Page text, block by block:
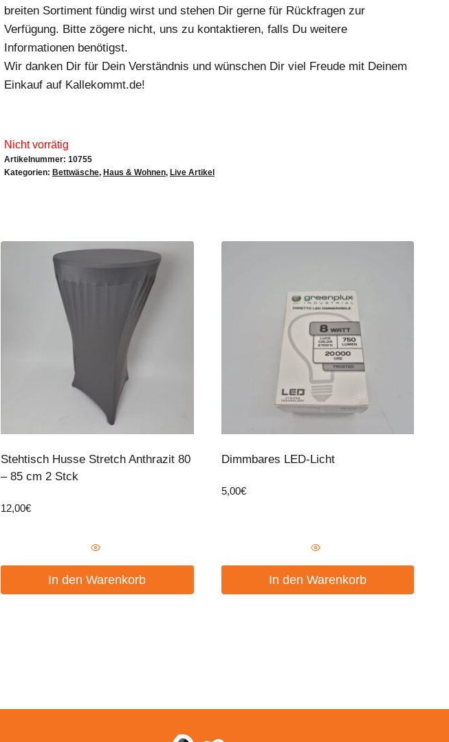
breiten Sortiment fündig wirst und stehen Dir gerne für Rückfragen zur
Verfügung. Bitte zögere nicht, uns zu kontaktieren, falls Du weitere
Informationen benötigst.
Wir danken Dir für Dein Verständnis und wünschen Dir viel Freude mit Deinem
Einkauf auf Kallekommt.de!
Nicht vorrätig
Artikelnummer: 10755
Kategorien: Bettwäsche, Haus & Wohnen, Live Artikel
Stehtisch Husse Stretch Anthrazit 80
– 85 cm 2 Stck
12,00€
In den Warenkorb
Dimmbares LED-Licht
5,00€
In den Warenkorb